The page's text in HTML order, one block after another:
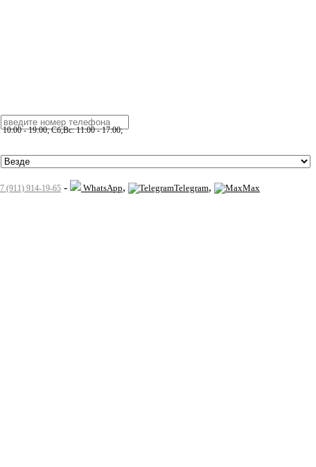
- 19:00; Сб,Вс: 11:00 - 17:00;
(911) 914-19-65 - WhatsApp, Telegram, Max